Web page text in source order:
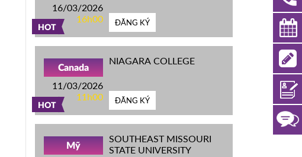
HOT
16/03/2026
16h00
ĐĂNG KÝ
HOT
Canada
11/03/2026
11h00
NIAGARA COLLEGE
ĐĂNG KÝ
Mỹ
SOUTHEAST MISSOURI
STATE UNIVERSITY